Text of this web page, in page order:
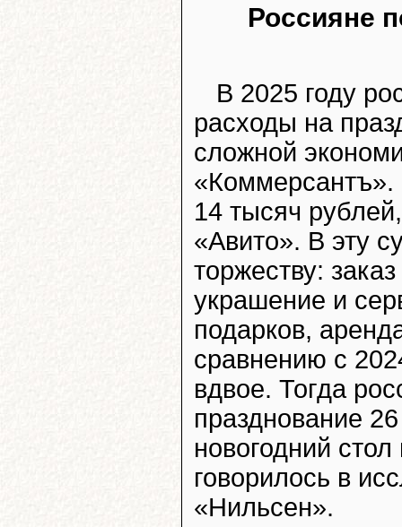
Россияне
В 2025 году
расходы на
сложной
«Коммерсантъ».
14 тысяч
«Авито». В эту
торжеству:
украшение и
подарков,
сравнению с
вдвое. Тогда
празднование
новогодний
говорилось в
«Нильсен».